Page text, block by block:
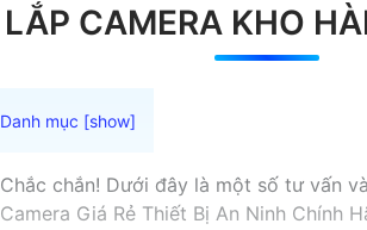
LẮP CAMERA KHO
Chắc chắn! Dưới đây là một số tư vấn
Camera Giá Rẻ Thiết Bị An Ninh Chính